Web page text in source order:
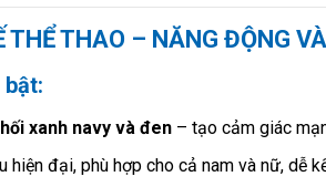
THỂ THAO – NĂNG ĐỘNG
bật:
xanh navy và đen– tạo cảm giác
hiện đại, phù hợp cho cả nam và nữ, dễ